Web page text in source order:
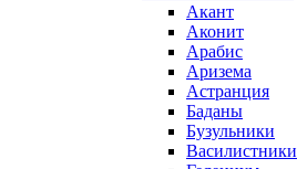
Акант
Аконит
Арабис
Аризема
Астранция
Баданы
Бузульники
Василистники